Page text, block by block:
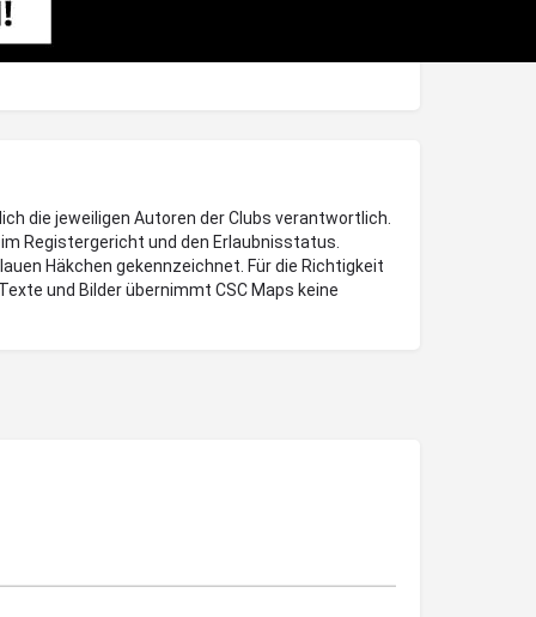
die jeweiligen Autoren der Clubs verantwortlich.
Registergericht und den Erlaubnisstatus.
Häkchen gekennzeichnet. Für die Richtigkeit
und Bilder übernimmt CSC Maps keine